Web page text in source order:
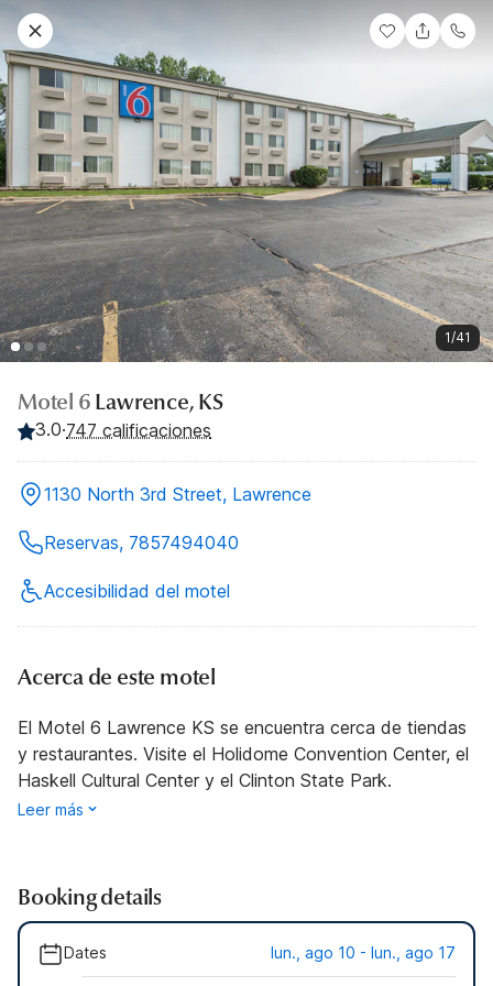
1/41
Motel 6 Lawrence, KS
3.0·747 calificaciones
1130 North 3rd Street, Lawrence
Reservas, 7857494040
Accesibilidad del motel
Acerca de este motel
El Motel 6 Lawrence KS se encuentra cerca de tiendas
y restaurantes. Visite el Holidome Convention Center, el
Haskell Cultural Center y el Clinton State Park.
Leer más
Booking details
Dates lun., ago 10 - lun., ago 17